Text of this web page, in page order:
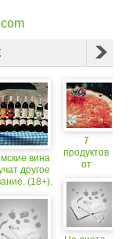
вина
другое
(18+).
7
продуктов
от
худеют